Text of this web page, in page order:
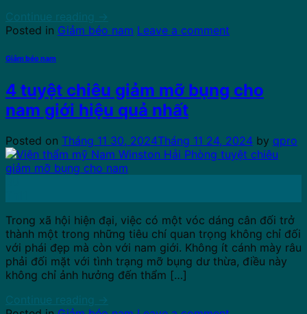
Continue reading
→
Posted in Giảm béo nam Leave a comment
Giảm béo nam
4 tuyệt chiêu giảm mỡ bụng cho
nam giới hiệu quả nhất
Posted on Tháng 11 30, 2024Tháng 11 24, 2024 by qpro
Trong xã hội hiện đại, việc có một vóc dáng cân đối trở
thành một trong những tiêu chí quan trọng không chỉ đối
với phái đẹp mà còn với nam giới. Không ít cánh mày râu
phải đối mặt với tình trạng mỡ bụng dư thừa, điều này
không chỉ ảnh hưởng đến thẩm […]
Continue reading
→